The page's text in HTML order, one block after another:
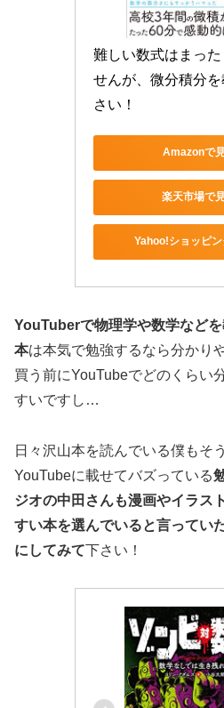
難しい数式はまった
せんが、微分積分
さい！
Amazonで
楽天市場で
Yahoo!ショッピ
YouTuberで物理学や数学など
本は本気で勉強するなら分かり
買う前にYouTubeでどのくらい
すいですし…
日々沢山本を読んでいる僕もそ
YouTubeに載せてバズっている
ジオの中田さんも漫画やイラス
すい本を選んでいると言ってい
にしてみて下さい！